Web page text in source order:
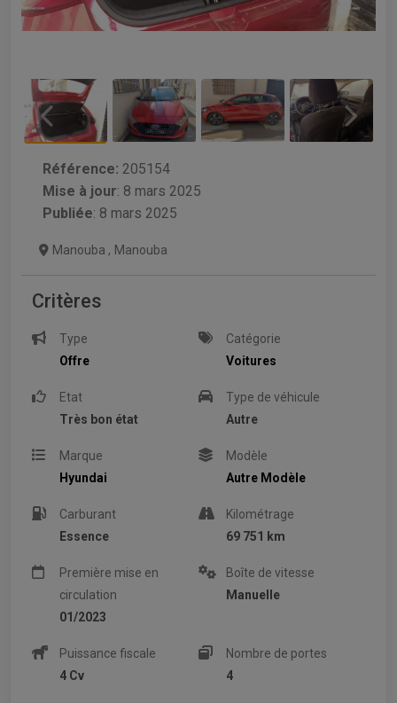
Référence: 205154
Mise à jour: 8 mars 2025
Publiée: 8 mars 2025
Manouba , Manouba
Critères
Type
Offre
Catégorie
Voitures
Etat
Très bon état
Type de véhicule
Autre
Marque
Hyundai
Modèle
Autre Modèle
Carburant
Essence
Kilométrage
69 751 km
Première mise en
circulation
01/2023
Boîte de vitesse
Manuelle
Puissance fiscale
4 Cv
Nombre de portes
4